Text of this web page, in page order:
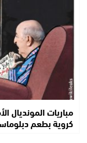
مباريات المونديال
كروية بطعم